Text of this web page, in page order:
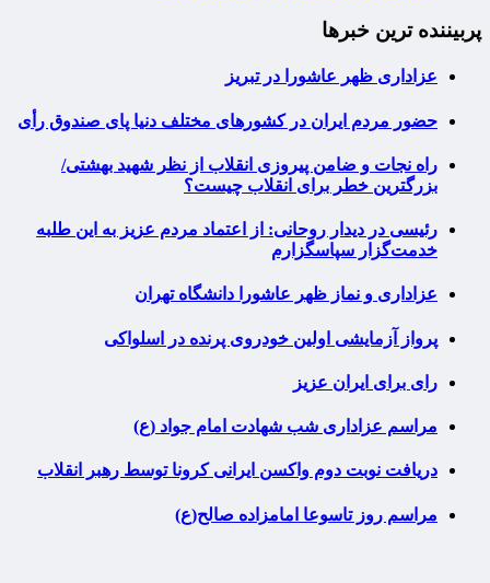
پربیننده ترین خبرها
عزاداری ظهر عاشورا در تبریز
حضور مردم ایران در کشورهای مختلف دنیا پای صندوق رأی
راه نجات و ضامن پیروزی انقلاب از نظر شهید بهشتی/
بزرگترین خطر برای انقلاب چیست؟
رئیسی در دیدار روحانی: از اعتماد مردم عزیز به این طلبه
خدمت‌گزار سپاسگزارم
عزاداری و نماز ظهر عاشورا دانشگاه تهران
پرواز آزمایشی اولین خودروی پرنده در اسلواکی
رای برای ایران عزیز
مراسم عزاداری شب شهادت امام جواد (ع)
دریافت نوبت دوم واکسن ایرانی کرونا توسط رهبر انقلاب
مراسم روز تاسوعا امامزاده صالح(ع)